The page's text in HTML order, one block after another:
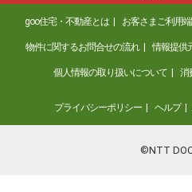
goo住宅・不動産とは お客さまご利用
物件に関するお問合せの流れ 情報提供
個人情報の取り扱いについて 消
プライバシーポリシー ヘルプ
©NTT